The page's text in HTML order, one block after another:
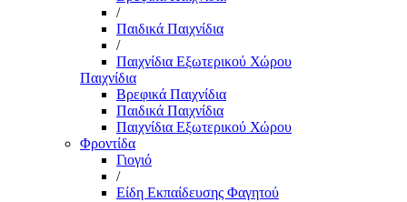
/
Παιδικά Παιχνίδια
/
Παιχνίδια Εξωτερικού Χώρου
Παιχνίδια
Βρεφικά Παιχνίδια
Παιδικά Παιχνίδια
Παιχνίδια Εξωτερικού Χώρου
Φροντίδα
Γιογιό
/
Είδη Εκπαίδευσης Φαγητού